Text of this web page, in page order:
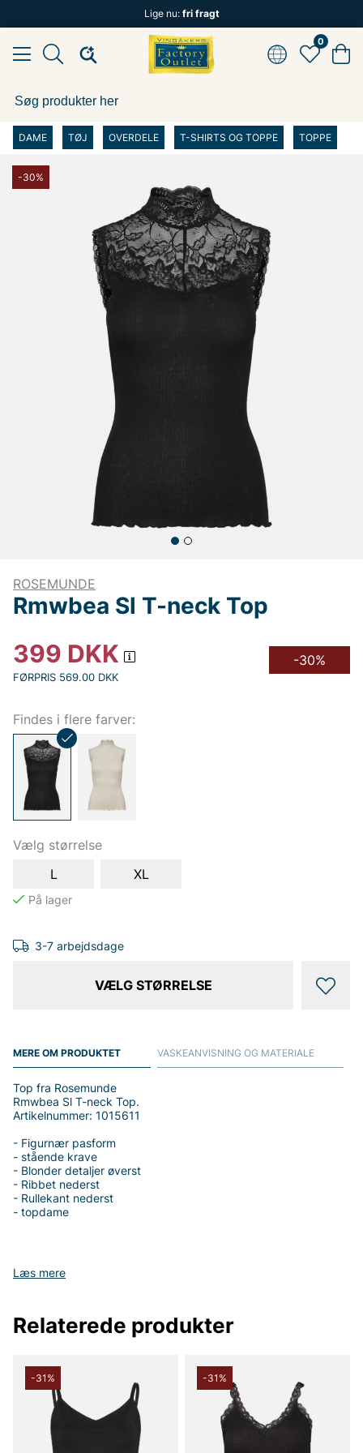
Lige nu: fri fragt
0
DAME TØJ OVERDELE T-SHIRTS OG TOPPE TOPPE
-30%
ROSEMUNDE
Rmwbea Sl T-neck Top
399 DKK
FØRPRIS 569.00 DKK
-30%
Findes i flere farver:
Vælg størrelse
L
XL
3-7 arbejdsdage
VÆLG STØRRELSE
MERE OM PRODUKTET
Læs mere
Top fra Rosemunde
Rmwbea Sl T-neck Top.
Artikelnummer: 1015611
- Figurnær pasform
- stående krave
- Blonder detaljer øverst
- Ribbet nederst
- Rullekant nederst
- topdame
Tak fordi du handler i vores webshop. Besøg også vores butik i
VASKEANVISNING OG MATERIALE
Relaterede produkter
-31% -31%